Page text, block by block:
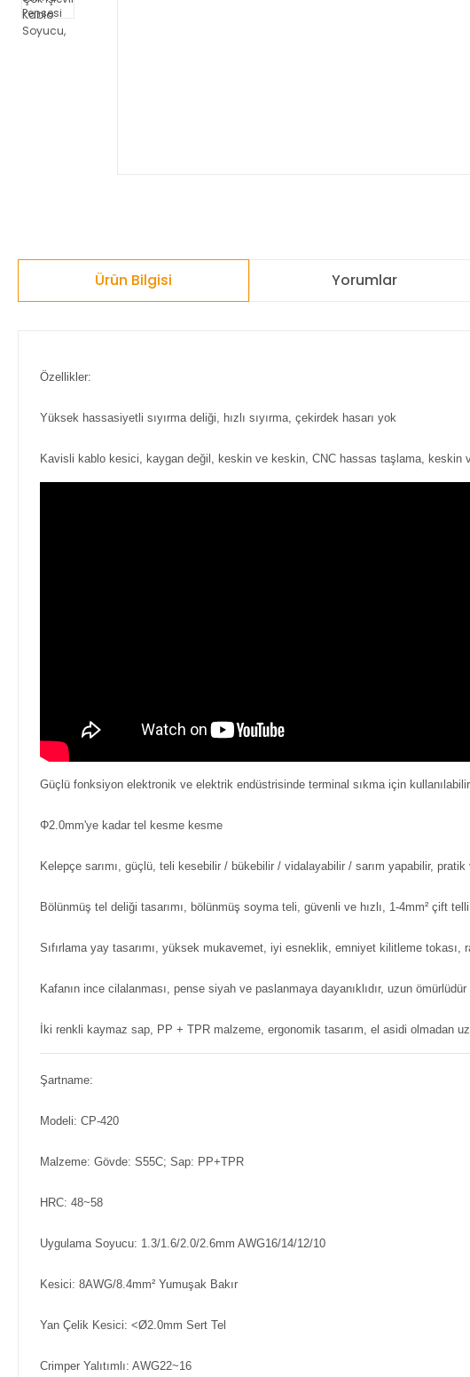
Ürün Bilgisi Yorumlar
Özellikler:
Yüksek hassasiyetli sıyırma deliği, hızlı sıyırma, çekirdek hasarı yok
Kavisli kablo kesici, kaygan değil, keskin ve keskin, CNC hassas taşlama, keskin
Güçlü fonksiyon elektronik ve elektrik endüstrisinde terminal sıkma için kullanılabilir
Φ2.0mm'ye kadar tel kesme kesme
Kelepçe sarımı, güçlü, teli kesebilir / bükebilir / vidalayabilir / sarım yapabilir, pratik
Bölünmüş tel deliği tasarımı, bölünmüş soyma teli, güvenli ve hızlı, 1-4mm² çift
Sıfırlama yay tasarımı, yüksek mukavemet, iyi esneklik, emniyet kilitleme tokası,
Kafanın ince cilalanması, pense siyah ve paslanmaya dayanıklıdır, uzun ömürlüdür
İki renkli kaymaz sap, PP + TPR malzeme, ergonomik tasarım, el asidi olmadan
Şartname:
Modeli: CP-420
Malzeme: Gövde: S55C; Sap: PP+TPR
HRC: 48~58
Uygulama Soyucu: 1.3/1.6/2.0/2.6mm AWG16/14/12/10
Kesici: 8AWG/8.4mm² Yumuşak Bakır
Yan Çelik Kesici: <Ø2.0mm Sert Tel
Crimper Yalıtımlı: AWG22~16